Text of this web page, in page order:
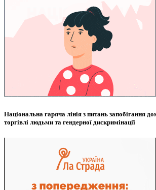
Національна гаряча лінія з питань запобігання
торгівлі людьми та гендерної дискримінації